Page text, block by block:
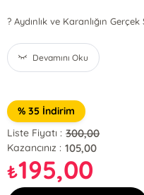
? Aydınlık ve Karanlığın
Devamını Oku
% 35 İndirim
Liste Fiyatı : 300,00
Kazancınız : 105,00
₺195,00